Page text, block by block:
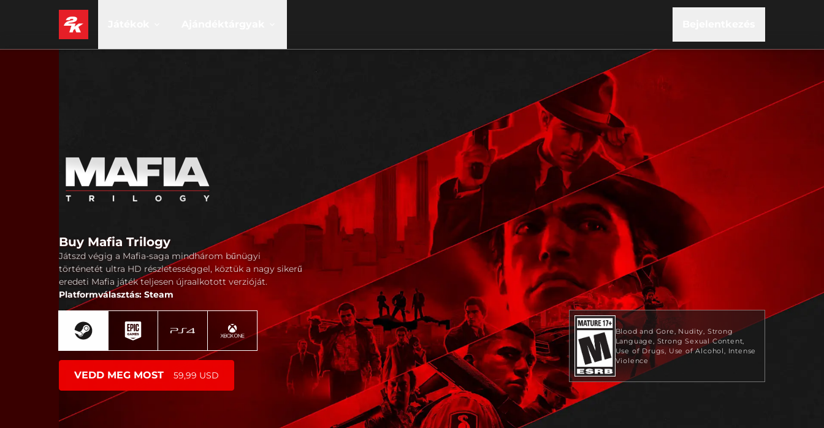
Blood and Gore Nudity Strong
Language
Strong Sexual Content
Use of Drugs Use of Alcohol
Intense
Violence
Buy Mafia Trilogy
Játszd végig a Mafia-saga mindhárom bűnügyi
történetét ultra HD részletességgel, köztük a nagy sikerű
eredeti Mafia játék teljesen újraalkotott verzióját.
Platformválasztás: Steam
VEDD MEG MOST 59,99 USD